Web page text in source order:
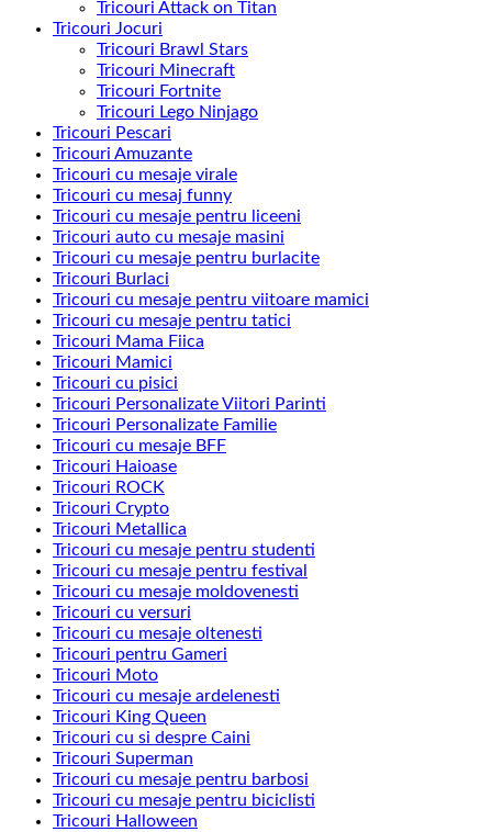
Tricouri Attack on Titan
Tricouri Jocuri
Tricouri Brawl Stars
Tricouri Minecraft
Tricouri Fortnite
Tricouri Lego Ninjago
Tricouri Pescari
Tricouri Amuzante
Tricouri cu mesaje virale
Tricouri cu mesaj funny
Tricouri cu mesaje pentru liceeni
Tricouri auto cu mesaje masini
Tricouri cu mesaje pentru burlacite
Tricouri Burlaci
Tricouri cu mesaje pentru viitoare mamici
Tricouri cu mesaje pentru tatici
Tricouri Mama Fiica
Tricouri Mamici
Tricouri cu pisici
Tricouri Personalizate Viitori Parinti
Tricouri Personalizate Familie
Tricouri cu mesaje BFF
Tricouri Haioase
Tricouri ROCK
Tricouri Crypto
Tricouri Metallica
Tricouri cu mesaje pentru studenti
Tricouri cu mesaje pentru festival
Tricouri cu mesaje moldovenesti
Tricouri cu versuri
Tricouri cu mesaje oltenesti
Tricouri pentru Gameri
Tricouri Moto
Tricouri cu mesaje ardelenesti
Tricouri King Queen
Tricouri cu si despre Caini
Tricouri Superman
Tricouri cu mesaje pentru barbosi
Tricouri cu mesaje pentru biciclisti
Tricouri Halloween